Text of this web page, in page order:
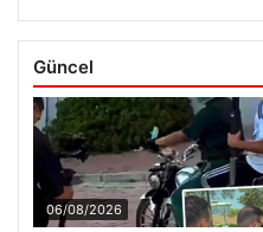
Güncel
06/08/2026